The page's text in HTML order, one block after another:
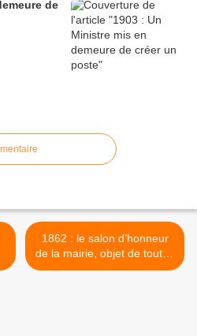
de
1862 : le salon d’honneur
de la mairie, objet de toutes
les attentions >